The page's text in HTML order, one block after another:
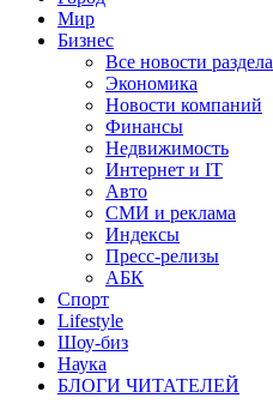
Мир
Бизнес
Все новости раздела
Экономика
Новости компаний
Финансы
Недвижимость
Интернет и IT
Авто
СМИ и реклама
Индексы
Пресс-релизы
АБК
Спорт
Lifestyle
Шоу-биз
Наука
БЛОГИ ЧИТАТЕЛЕЙ